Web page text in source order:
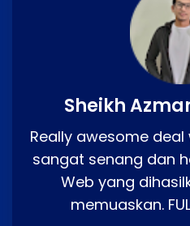
Sheikh
Really awesome deal
sangat senang dan
Web yang
memuaskan. FULL